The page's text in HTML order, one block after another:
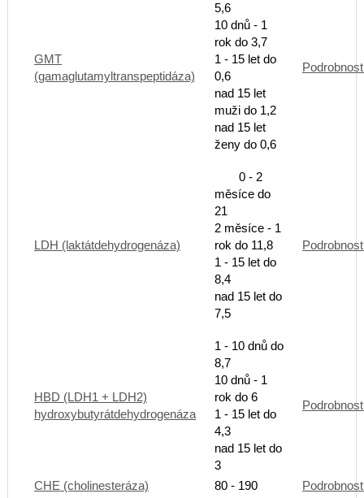
GMT
(gamaglutamyltranspeptidáza)
5,6
10 dnů - 1
rok do 3,7
1 - 15 let do
0,6
nad 15 let
muži do 1,2
nad 15 let
ženy do 0,6
LDH (laktátdehydrogenáza)
0 - 2
měsíce do
21
2 měsíce - 1
rok do 11,8
1 - 15 let do
8,4
nad 15 let do
7,5
HBD (LDH1 + LDH2)
hydroxybutyrátdehydrogenáza
1 - 10 dnů do
8,7
10 dnů - 1
rok do 6
1 - 15 let do
4,3
nad 15 let do
3
CHE (cholinesteráza) 80 - 190